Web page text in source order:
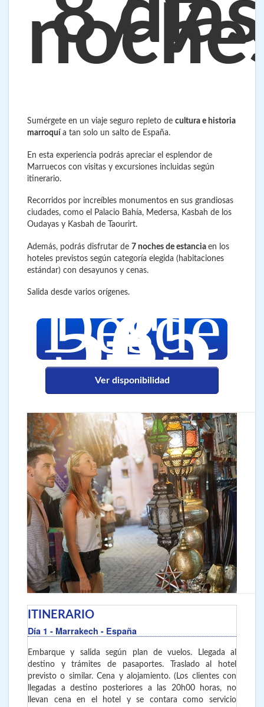
8 días
/ 7
Sumérgete en un viaje seguro repleto de cultura e historia
marroquí a tan solo un salto de España.
En esta experiencia podrás apreciar el esplendor de
Marruecos con visitas y excursiones incluidas según
itinerario.
Recorridos por increíbles monumentos en sus grandiosas
ciudades, como el Palacio Bahía, Medersa, Kasbah de los
Oudayas y Kasbah de Taourirt.
Además, podrás disfrutar de 7 noches de estancia en los
hoteles previstos según categoría elegida (habitaciones
estándar) con desayunos y cenas.
Salida desde varios orígenes.
Desde
535
€
Ver disponibilidad
ITINERARIO
Día 1 - Marrakech - España
Embarque y salida según plan de vuelos. Llegada al
destino y trámites de pasaportes. Traslado al hotel
previsto o similar. Cena y alojamiento. (Los clientes con
llegadas a destino posteriores a las 20h00 horas, no
llevan cena en el hotel y se contara como servicio